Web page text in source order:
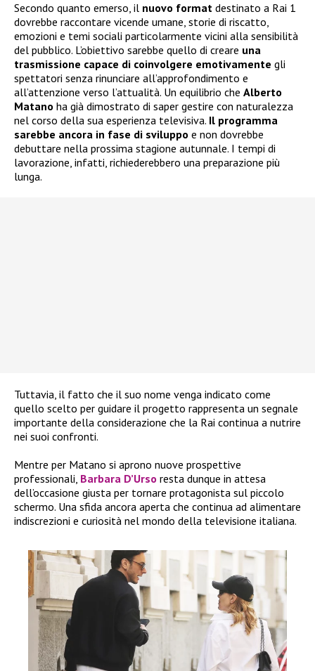
Secondo quanto emerso, il nuovo format destinato a Rai 1
dovrebbe raccontare vicende umane, storie di riscatto,
emozioni e temi sociali particolarmente vicini alla sensibilità
del pubblico. L’obiettivo sarebbe quello di creare una
trasmissione capace di coinvolgere emotivamente gli
spettatori senza rinunciare all’approfondimento e
all’attenzione verso l’attualità. Un equilibrio che Alberto
Matano ha già dimostrato di saper gestire con naturalezza
nel corso della sua esperienza televisiva. Il programma
sarebbe ancora in fase di sviluppo e non dovrebbe
debuttare nella prossima stagione autunnale. I tempi di
lavorazione, infatti, richiederebbero una preparazione più
lunga.
Tuttavia, il fatto che il suo nome venga indicato come
quello scelto per guidare il progetto rappresenta un segnale
importante della considerazione che la Rai continua a nutrire
nei suoi confronti.
Mentre per Matano si aprono nuove prospettive
professionali, Barbara D’Urso resta dunque in attesa
dell’occasione giusta per tornare protagonista sul piccolo
schermo. Una sfida ancora aperta che continua ad alimentare
indiscrezioni e curiosità nel mondo della televisione italiana.